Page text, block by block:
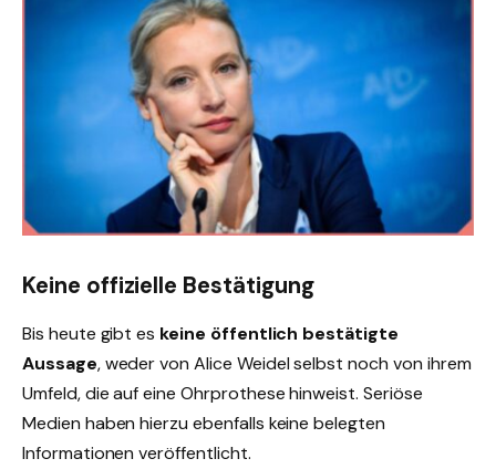
Keine offizielle Bestätigung
Bis heute gibt es keine öffentlich bestätigte
Aussage, weder von Alice Weidel selbst noch von ihrem
Umfeld, die auf eine Ohrprothese hinweist. Seriöse
Medien haben hierzu ebenfalls keine belegten
Informationen veröffentlicht.